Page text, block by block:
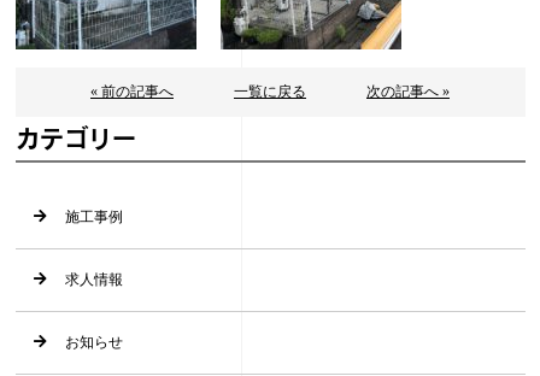
« 前の記事へ 一覧に戻る 次の記事へ »
カテゴリー
施工事例
求人情報
お知らせ